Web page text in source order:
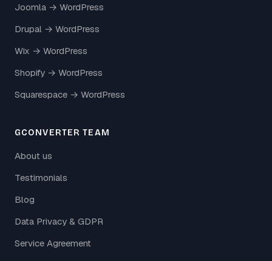
Joomla → WordPress
Drupal → WordPress
Wix → WordPress
Shopify → WordPress
Squarespace → WordPress
GCONVERTER TEAM
About us
Testimonials
Blog
Data Privacy & GDPR
Service Agreement